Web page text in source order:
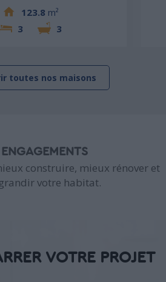
123.8 m²
3
3
toutes nos maisons
construire, mieux rénover et
votre habitat.
VOTRE PROJET